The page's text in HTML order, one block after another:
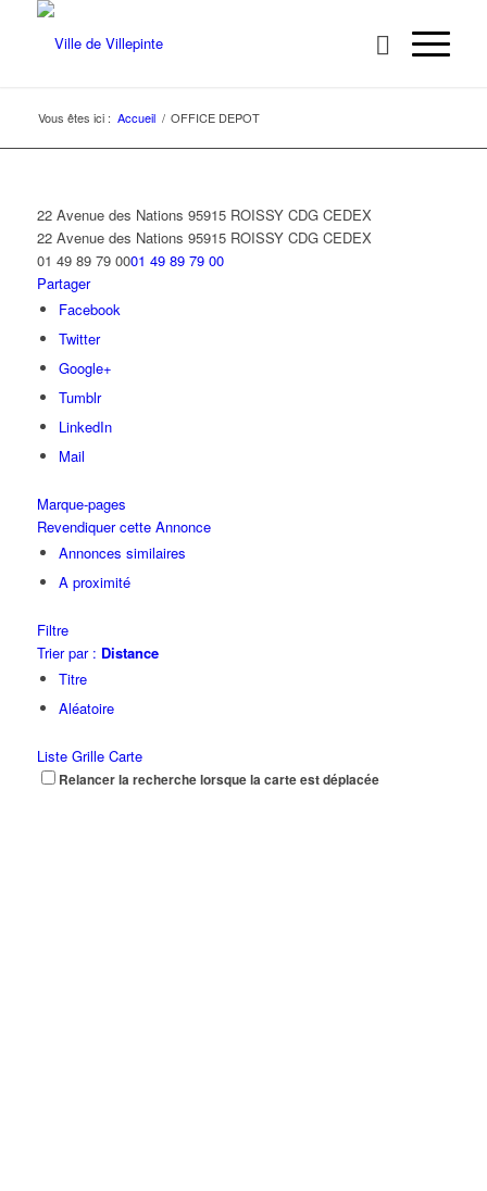
Vous êtes ici : Accueil / OFFICE DEPOT
22 Avenue des Nations 95915 ROISSY CDG CEDEX
22 Avenue des Nations 95915 ROISSY CDG CEDEX
01 49 89 79 0001 49 89 79 00
Partager
Facebook
Twitter
Google+
Tumblr
LinkedIn
Mail
Marque-pages
Revendiquer cette Annonce
Annonces similaires
A proximité
Filtre
Trier par : Distance
Titre
Aléatoire
Liste Grille Carte
Relancer la recherche lorsque la carte est déplacée